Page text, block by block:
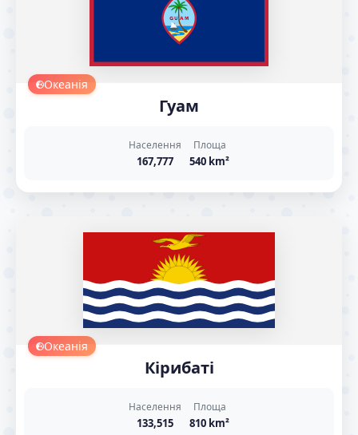
Океанія
Гуам
Населення
167,777
Площа
540 km²
Океанія
Кірибаті
Населення
133,515
Площа
810 km²